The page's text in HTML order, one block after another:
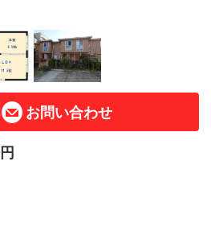
お問い合わせ
円